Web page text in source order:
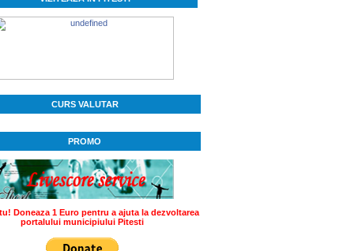
CURS VALUTAR
PROMO
Doneaza 1 Euro pentru a ajuta la dezvoltarea
portalului municipiului Pitesti